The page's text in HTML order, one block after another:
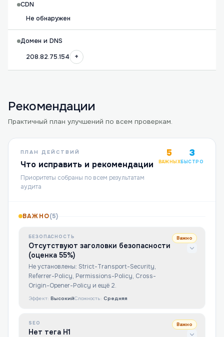
CDN
Не обнаружен
Домен и DNS
208.82.75.154
+
Рекомендации
Практичный план улучшений по всем проверкам.
ПЛАН ДЕЙСТВИЙ
Что исправить и рекомендации
Приоритеты собраны по всем результатам
аудита
5
ВАЖНЫХ
3
БЫСТРО
ВАЖНО(5)
БЕЗОПАСНОСТЬ
Отсутствуют заголовки безопасности
(оценка 55%)
Не установлены: Strict-Transport-Security,
Referrer-Policy, Permissions-Policy, Cross-
Origin-Opener-Policy и ещё 2.
Важно
Эффект: ВысокийСложность: Средняя
SEO
Нет тега H1
Важно